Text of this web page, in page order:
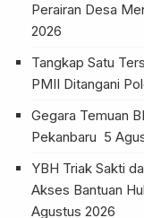
Perairan Desa
2026
Tangkap Satu
PMII Ditangani
Gegara Temuan
Pekanbaru 5
YBH Triak Sakti
Akses Bantuan
Agustus 2026